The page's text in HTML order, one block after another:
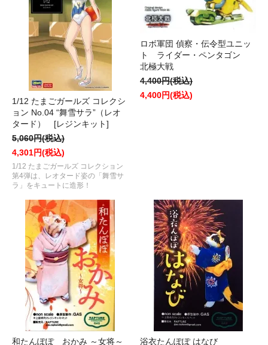
1/12 たまごガールズ コレクシ
ョン No.04 “舞雪サラ”（レオ
タード） [レジンキット]
5,060円(税込)
4,301円(税込)
1/12 たまごガールズ コレクション
第4弾は、レオタード姿の「舞雪サ
ラ」をキュートに造形！
ロボ軍団 偵察・伝令型ユニッ
ト ライダー・ペンタゴン
北極大戦
4,400円(税込)
4,400円(税込)
和たんぽぽ おかみ ～女将～ 浴衣たんぽぽ はなび